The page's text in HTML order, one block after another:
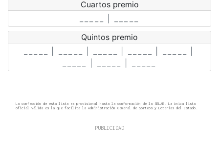
La confección de esta lista es provisional hasta la conformación de la SELAE. La única lista
oficial válida es la que facilita la Administración General de Sorteos y Loterías del Estado.